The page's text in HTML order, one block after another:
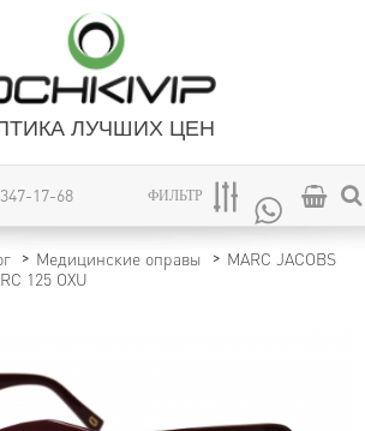
ЛУЧШИХ ЦЕН
17-68 ФИЛЬТР
Медицинские оправы
MARC JACOBS
125 OXU